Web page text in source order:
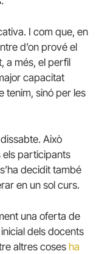
I com que, en
d’on prové el
a més, el perfil
capacitat
tenim, sinó per les
Això
els participants
decidit també
en un sol curs.
una oferta de
dels docents
altres coses ha